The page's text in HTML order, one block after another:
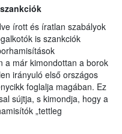
írott és íratlan szabályok
is szankciók
a már kimondottan a borok
irányuló első országos
foglalja magában. Ez
sújtja, s kimondja, hogy a
„tettleg